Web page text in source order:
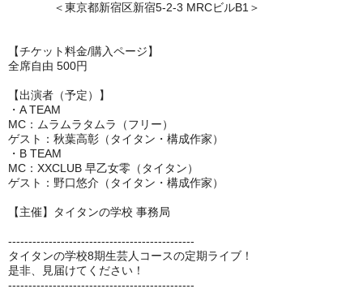
＜東京都新宿区新宿5-2-3 MRCビルB1＞
【チケット料金/購入ページ】
全席自由 500円
【出演者（予定）】
・A TEAM
MC：ムラムラタムラ（フリー）
ゲスト：秋葉高彰（タイタン・構成作家）
・B TEAM
MC：XXCLUB 早乙女零（タイタン）
ゲスト：野口悠介（タイタン・構成作家）
【主催】タイタンの学校 事務局
----------------------------------------------
タイタンの学校8期生芸人コースの定期ライブ！
是非、見届けてください！
----------------------------------------------